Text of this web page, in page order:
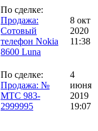
По сделке:
Продажа:
Сотовый
телефон Nokia
8600 Luna
8 окт
2020
11:38
По сделке:
Продажа: №
МТС 983-
2999995
4
июня
2019
19:07